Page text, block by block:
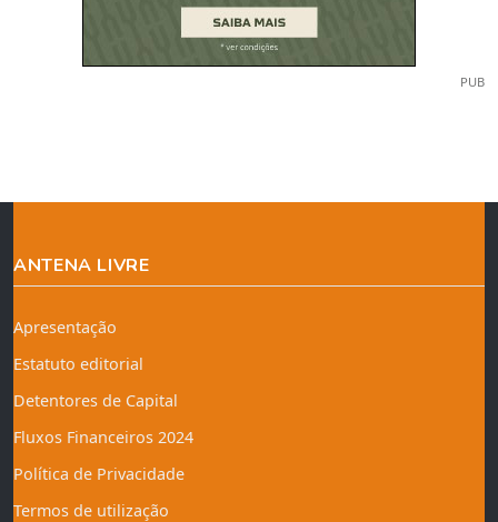
PUB
ANTENA LIVRE
Apresentação
Estatuto editorial
Detentores de Capital
Fluxos Financeiros 2024
Política de Privacidade
Termos de utilização